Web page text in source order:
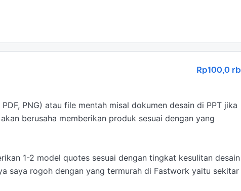
Rp100,0 rb
PNG) atau file mentah misal dokumen desain di PPT jika
berusaha memberikan produk sesuai dengan yang
1-2 model quotes sesuai dengan tingkat kesulitan desain
saya rogoh dengan yang termurah di Fastwork yaitu sekitar